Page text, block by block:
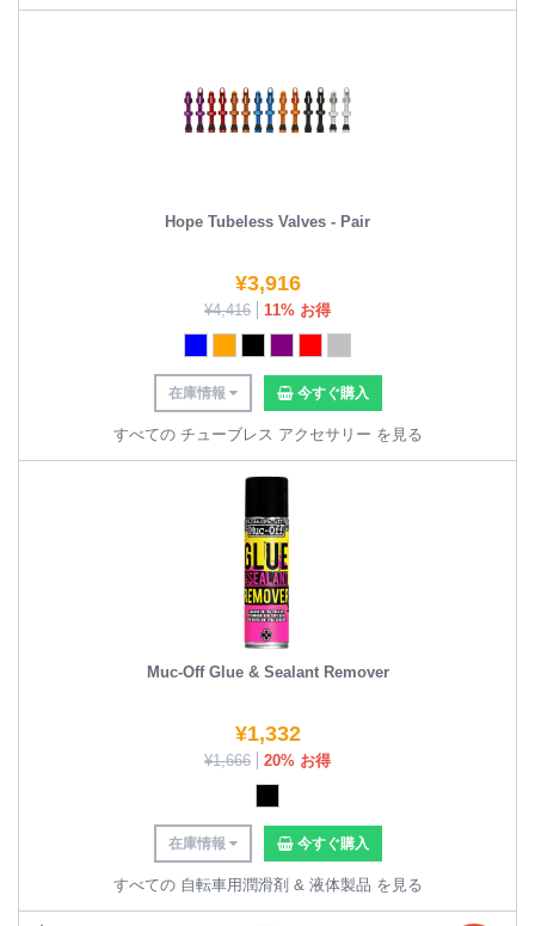
Hope Tubeless Valves - Pair
¥3,916
¥4,416 11% お得
在庫情報 今すぐ購入
すべての チューブレス アクセサリー を見る
Muc-Off Glue & Sealant Remover
¥1,332
¥1,666 20% お得
在庫情報 今すぐ購入
すべての 自転車用潤滑剤 & 液体製品 を見る